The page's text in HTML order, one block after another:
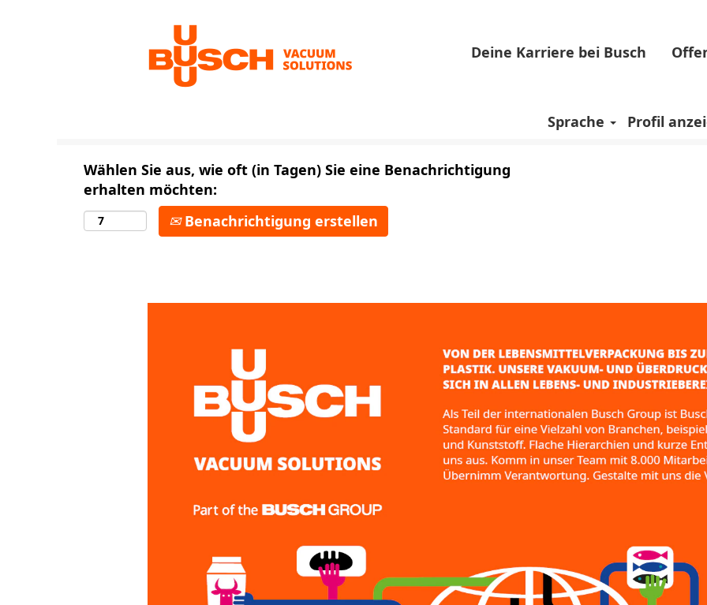
Deine Karriere bei Busch
Sprache Profil
Nach Stichwort suchen
Mehr Optionen anzeigen
Wählen Sie aus, wie oft (in Tagen) Sie eine Benachrichtigung
erhalten möchten:
Benachrichtigung erstellen